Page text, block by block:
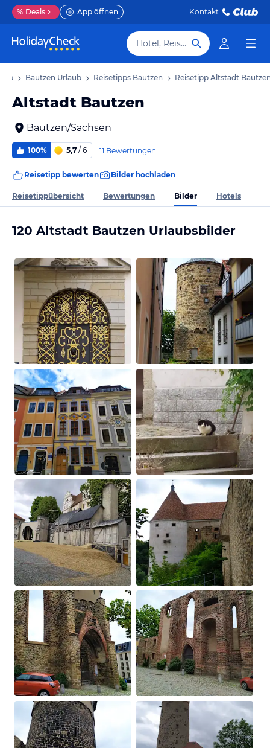
% Deals App öffnen Kontakt
Hotel, Reiseziel
Bautzen Urlaub Reisetipps Bautzen Reisetipp Altstadt
Altstadt Bautzen
Bautzen/Sachsen
100% 5,7 / 6 11 Bewertungen
Reisetipp bewerten Bilder hochladen
Reisetippübersicht Bewertungen Bilder Hotels
120 Altstadt Bautzen Urlaubsbilder